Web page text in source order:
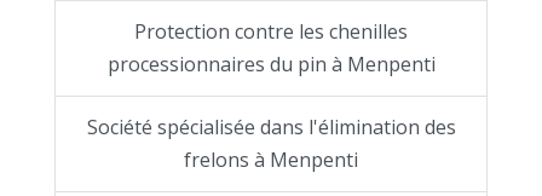
Protection contre les chenilles
processionnaires du pin à Menpenti
Société spécialisée dans l'élimination des
frelons à Menpenti